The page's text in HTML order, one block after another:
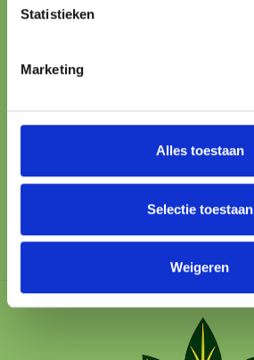
Statistieken
Marketing
Alles toestaan
Selectie toestaan
Weigeren
All major methods
We’re here to help
100% SAFE
Protected checkout